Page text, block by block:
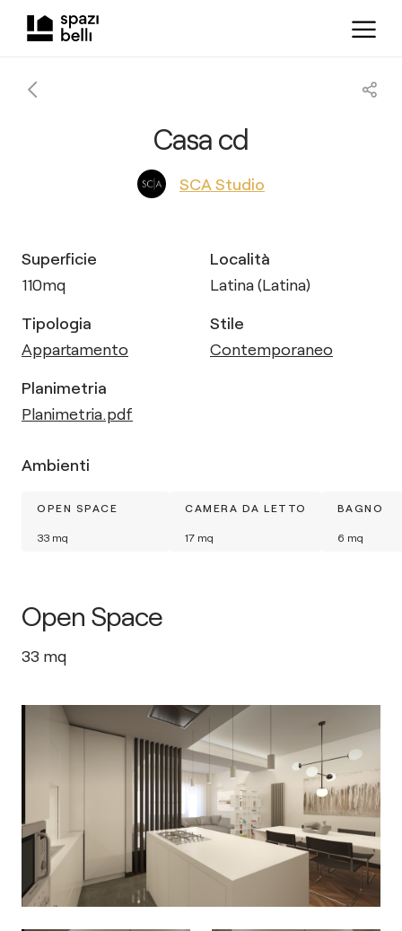
Casa cd
SCA Studio
Superficie
110mq
Località
Latina (Latina)
Tipologia
Appartamento
Stile
Contemporaneo
Planimetria
Planimetria.pdf
Ambienti
OPEN SPACE
33 mq
CAMERA DA LETTO
17 mq
BAGNO
6 mq
Open Space
33 mq